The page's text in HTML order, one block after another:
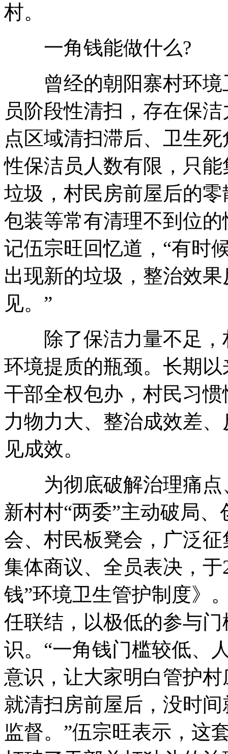
村。
一角钱能做什么?
曾经的朝阳寨村环境
员阶段性清扫，存在保
点区域清扫滞后、卫生
性保洁员人数有限，只
垃圾，村民房前屋后的
包装等常有清理不到位
记伍宗旺回忆道，“有时
出现新的垃圾，整治效
见。”
除了保洁力量不足，
环境提质的瓶颈。长期
干部全权包办，村民习
力物力大、整治成效差
见成效。
为彻底破解治理痛点
新村村“两委”主动破局
会、村民板凳会，广泛
集体商议、全员表决，
钱”环境卫生管护制度》
任联结，以极低的参与
识。“一角钱门槛较低、
意识，让大家明白管护
就清扫房前屋后，没时
监督。”伍宗旺表示，这